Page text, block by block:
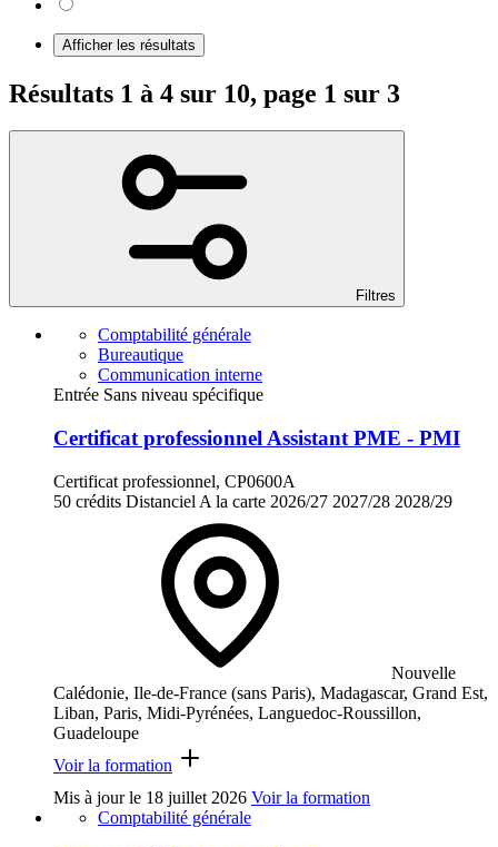
Afficher les résultats
Résultats 1 à 4 sur 10, page 1 sur 3
Filtres
Comptabilité générale
Bureautique
Communication interne
Entrée Sans niveau spécifique
Certificat professionnel Assistant PME - PMI
Certificat professionnel, CP0600A
50 crédits Distanciel A la carte 2026/27 2027/28 2028/29
Nouvelle
Calédonie, Ile-de-France (sans Paris), Madagascar, Grand Est,
Liban, Paris, Midi-Pyrénées, Languedoc-Roussillon,
Guadeloupe
Voir la formation
Mis à jour le 18 juillet 2026 Voir la formation
Comptabilité générale